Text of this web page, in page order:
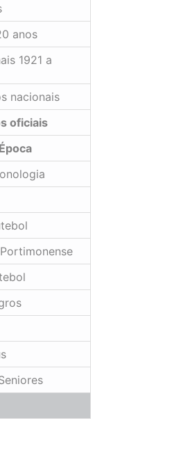
anos
1921 a
nacionais
oficiais